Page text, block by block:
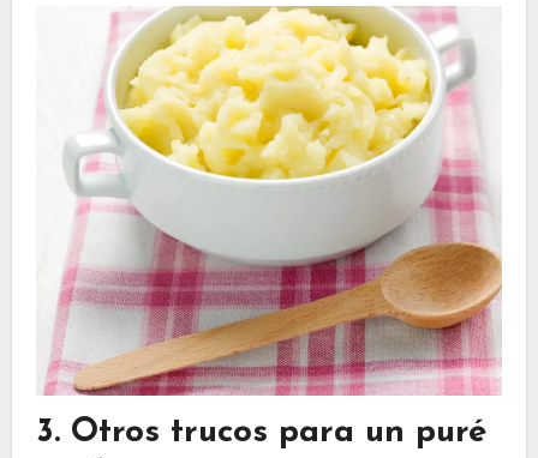
3. Otros trucos para un puré